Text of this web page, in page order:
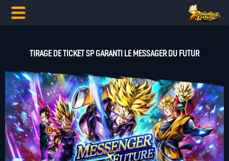
TIRAGE DE TICKET SP GARANTI LE MESSAGER DU FUTUR